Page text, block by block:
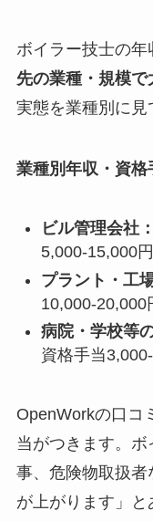
ボイラー技士の年
先の業種・規模
実態を業種別に見
業種別年収・資格
ビル管理会社：
5,000-15,000
プラント・工
10,000-20,000
病院・学校等
資格手当
OpenWorkの口コ
当がつきます。
事、危険物取扱
が上がります」と